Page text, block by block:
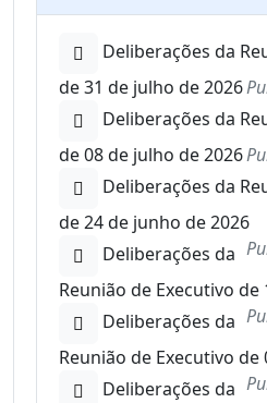
Deliberações da
de 31 de julho de 2026
Deliberações da
de 08 de julho de 2026
Deliberações da
de 24 de junho de 2026
Deliberações da
Reunião de Executivo
Deliberações da
Reunião de Executivo
Deliberações da